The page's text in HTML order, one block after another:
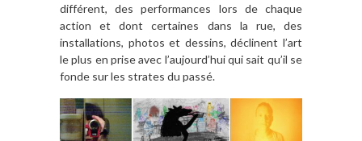
différent, des performances lors de chaque
action et dont certaines dans la rue, des
installations, photos et dessins, déclinent l’art
le plus en prise avec l’aujourd’hui qui sait qu’il se
fonde sur les strates du passé.